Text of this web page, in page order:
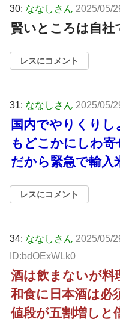
30: ななしさん 2025/05/
賢いところは自社
レスにコメント
31: ななしさん 2025/05/
国内でやりくり
もどこかにしわ寄
だから緊急で輸入
レスにコメント
34: ななしさん 2025/05/
ID:bdOExWLk0
酒は飲まないが料
和食に日本酒は必
値段が五割増しと